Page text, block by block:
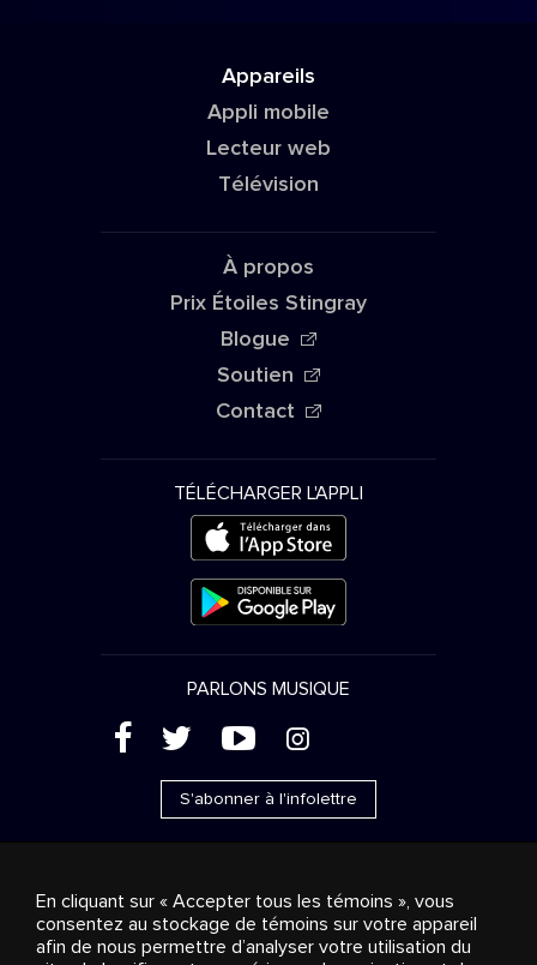
Appareils
Appli mobile
Lecteur web
Télévision
À propos
Prix Étoiles Stingray
Blogue
Soutien
Contact
TÉLÉCHARGER L'APPLI
PARLONS MUSIQUE
( ' + &
S'abonner à l'infolettre
Ventes publicitaires
Diffusion & distribution
Consommateurs
Solutions d’affaires Radio
En cliquant sur « Accepter tous les témoins », vous
consentez au stockage de témoins sur votre appareil
afin de nous permettre d’analyser votre utilisation du